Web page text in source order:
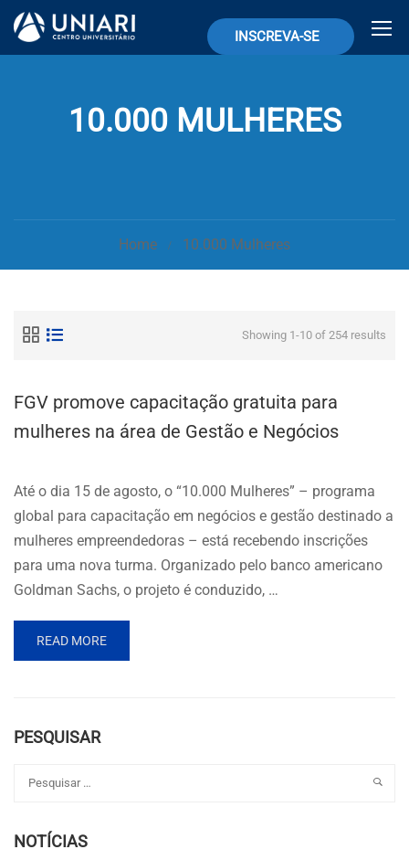
INSCREVA-SE
10.000 MULHERES
Home 10.000 Mulheres
Showing 1-10 of 254 results
FGV promove capacitação gratuita para
mulheres na área de Gestão e Negócios
Até o dia 15 de agosto, o “10.000 Mulheres” – programa
global para capacitação em negócios e gestão destinado a
mulheres empreendedoras – está recebendo inscrições
para uma nova turma. Organizado pelo banco americano
Goldman Sachs, o projeto é conduzido, …
READ MORE
PESQUISAR
NOTÍCIAS